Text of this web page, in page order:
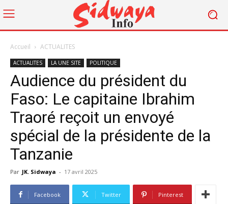
Accueil ACTUALITES
ACTUALITES LA UNE SITE POLITIQUE
Audience du président du
Faso: Le capitaine Ibrahim
Traoré reçoit un envoyé
spécial de la présidente de la
Tanzanie
Par JK. Sidwaya - 17 avril 2025
Facebook Twitter Pinterest